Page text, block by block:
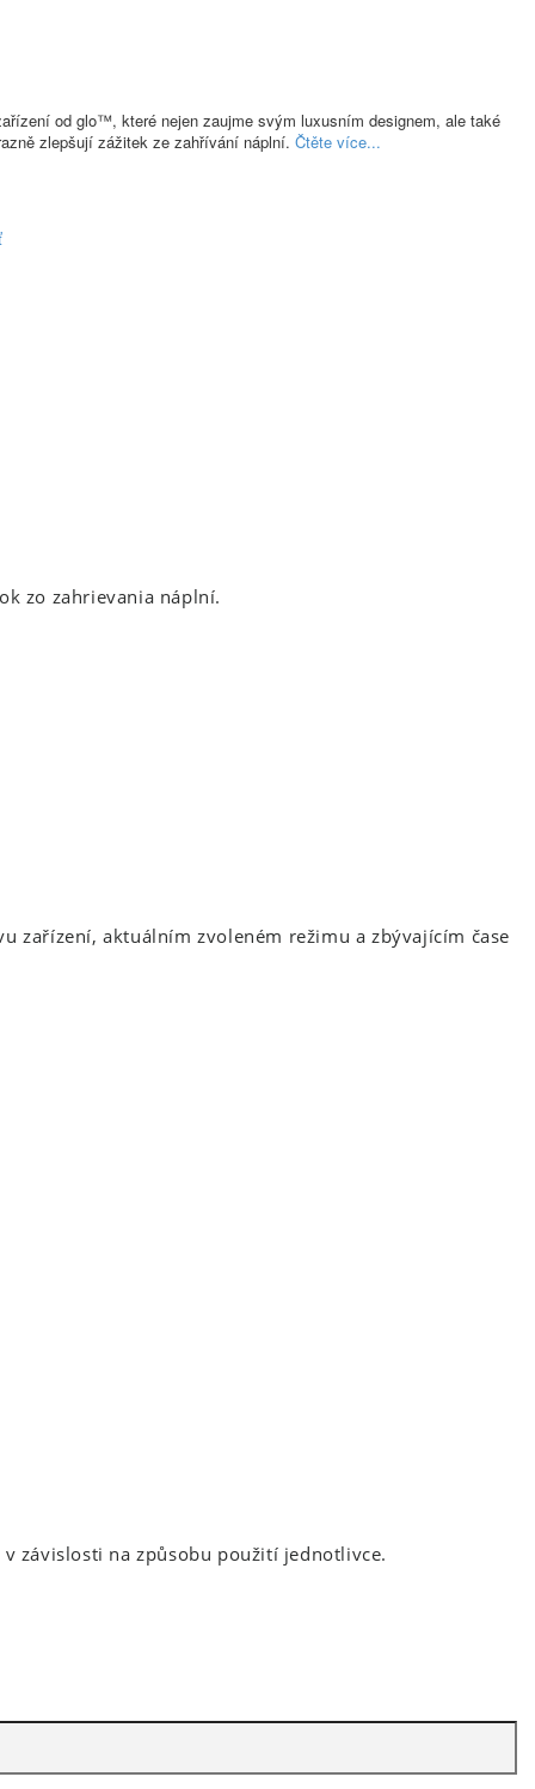
od glo™, které nejen zaujme svým luxusním designem, ale také
zlepšují zážitek ze zahřívání náplní. Čtěte více...
zo zahrievania náplní.
zařízení, aktuálním zvoleném režimu a zbývajícím čase
závislosti na způsobu použití jednotlivce.